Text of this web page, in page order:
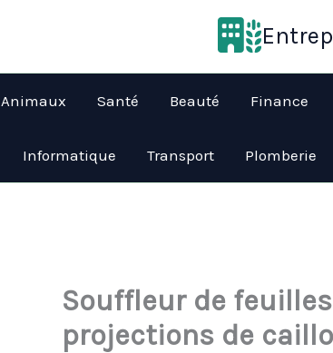
Animaux Santé Beauté Finance
Informatique Transport Plomberie
Souffleur de
projections de